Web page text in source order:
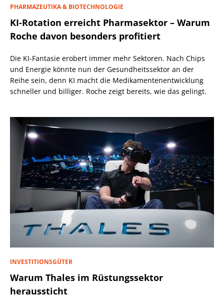
PHARMAZEUTIKA & BIOTECHNOLOGIE
KI-Rotation erreicht Pharmasektor – Warum
Roche davon besonders profitiert
Die KI-Fantasie erobert immer mehr Sektoren. Nach Chips
und Energie könnte nun der Gesundheitssektor an der
Reihe sein, denn KI macht die Medikamentenentwicklung
schneller und billiger. Roche zeigt bereits, wie das gelingt.
INVESTITIONSGÜTER
Warum Thales im Rüstungssektor
heraussticht